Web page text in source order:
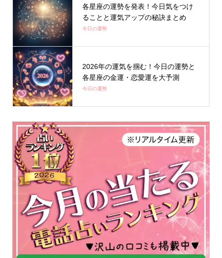
各星座の運勢を発表！今日気をつけ
ることと運気アップの秘訣まとめ
今日の運勢
2026年の運気を掴む！今日の運勢と
各星座の金運・恋愛運を大予測
今日の運勢